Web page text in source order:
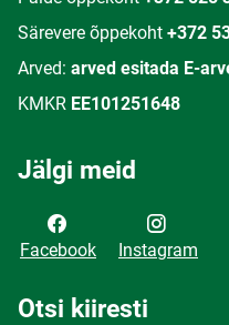
Särevere õppekoht +372
Arved: arved esitada E-
KMKR EE101251648
Jälgi meid
Facebook Instagram
Otsi kiiresti